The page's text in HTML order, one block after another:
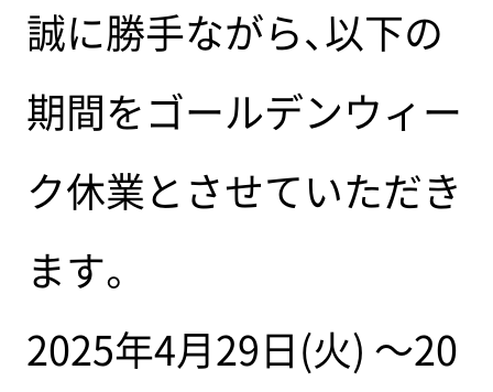
誠に勝手ながら、以下の
期間をゴールデンウィー
ク休業とさせていただき
ます。
2025年4月29日(火) ～20